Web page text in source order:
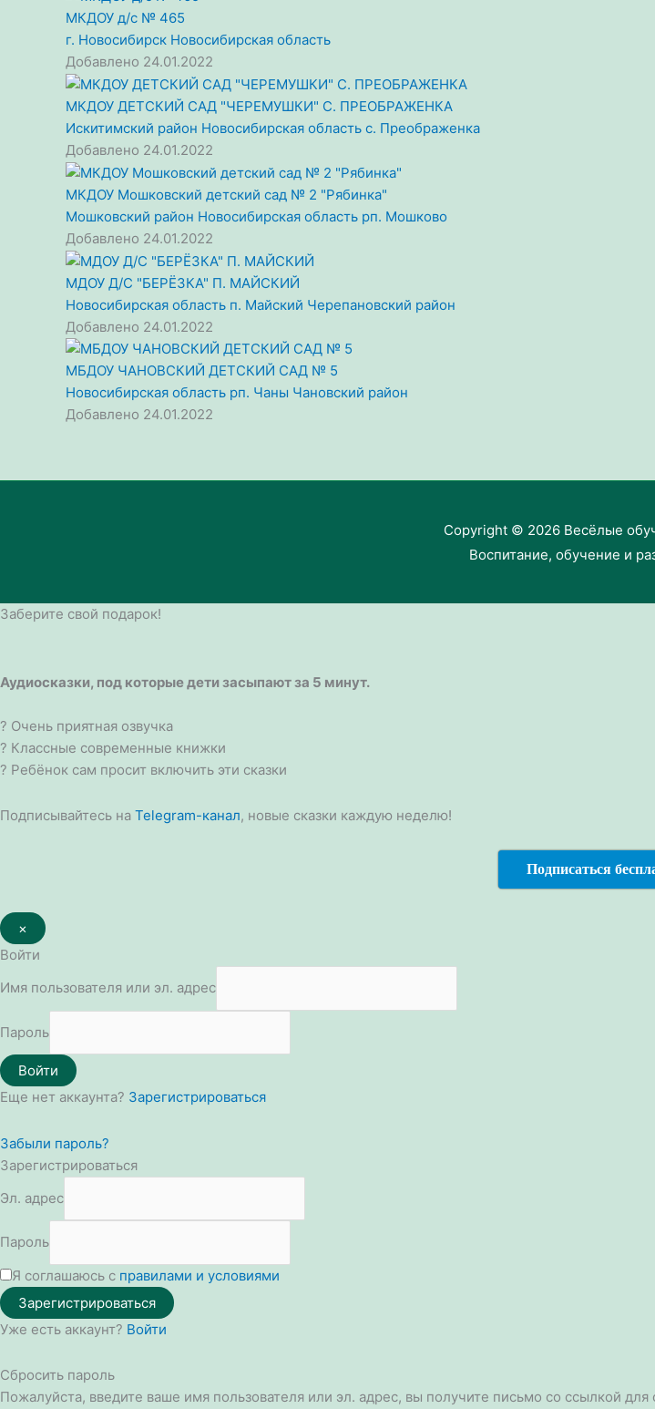
МКДОУ д/с № 465
г. Новосибирск Новосибирская область
Добавлено 24.01.2022
МКДОУ ДЕТСКИЙ САД "ЧЕРЕМУШКИ" С. ПРЕОБРАЖЕНКА
Искитимский район Новосибирская область с. Преображенка
Добавлено 24.01.2022
МКДОУ Мошковский детский сад № 2 "Рябинка"
Мошковский район Новосибирская область рп. Мошково
Добавлено 24.01.2022
МДОУ Д/С "БЕРЁЗКА" П. МАЙСКИЙ
Новосибирская область п. Майский Черепановский район
Добавлено 24.01.2022
МБДОУ ЧАНОВСКИЙ ДЕТСКИЙ САД № 5
Новосибирская область рп. Чаны Чановский район
Добавлено 24.01.2022
Copyright © 2026 Весёлые
Воспитание, обучение и
Заберите свой подарок!
Аудиосказки, под которые дети засыпают за 5 минут.
? Очень приятная озвучка
? Классные современные книжки
? Ребёнок сам просит включить эти сказки
Подписывайтесь на Telegram-канал, новые сказки каждую неделю!
Подписаться
×
Войти
Имя пользователя или эл. адрес
Пароль
Войти
Еще нет аккаунта? Зарегистрироваться
Забыли пароль?
Зарегистрироваться
Эл. адрес
Пароль
Я соглашаюсь с правилами и условиями
Зарегистрироваться
Уже есть аккаунт? Войти
Сбросить пароль
Пожалуйста, введите ваше имя пользователя или эл. адрес, вы получите письмо со ссылкой для